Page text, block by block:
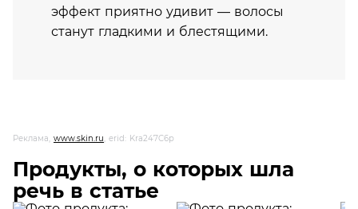
эффект приятно удивит — волосы
станут гладкими и блестящими.
Реклама, www.skin.ru, erid: Kra247C6p
Продукты, о которых шла
речь в статье